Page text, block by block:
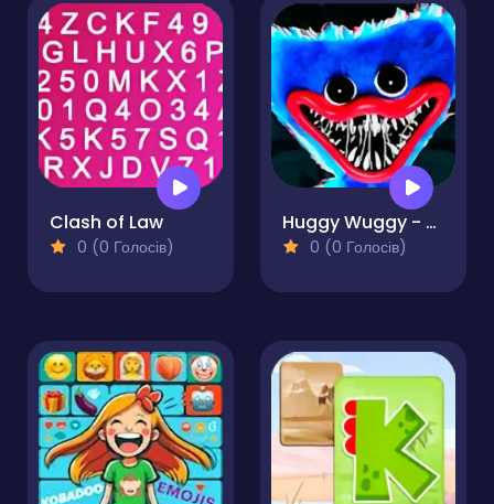
Clash of Law
0 (0 Голосів)
Huggy Wuggy - Quiz
0 (0 Голосів)